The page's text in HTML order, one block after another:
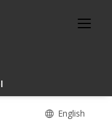
English